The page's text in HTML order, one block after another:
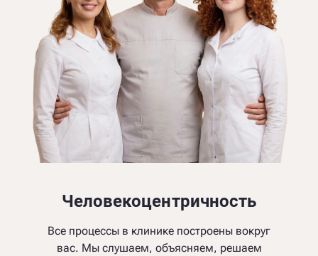
Человекоцентричность
Все процессы в клинике построены вокруг
вас. Мы слушаем, объясняем, решаем